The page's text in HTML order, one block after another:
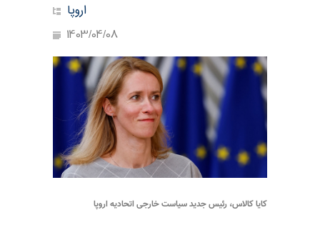
اروپا
1403/04/08
کایا کالاس، رئیس جدید سیاست خارجی اتحادیه اروپا